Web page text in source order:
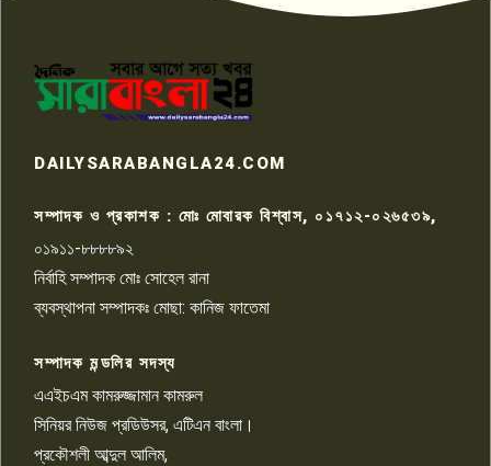
৭
কেটে ঘরে ঢুকে স্কুল শিক্ষিকাকে হত্যা
টয়লেটের ট্যাংকি থেকে লাশ উদ্ধার
রাজশাহীতে সন্ত্রাসী হামলায় গুরুতর
চাঁদাবাজি ও হয়রানির অভিযোগ
১০
DAILYSARABANGLA24.COM
সম্পাদক ও প্রকাশক : মোঃ মোবারক বিশ্বাস, ০১৭১২-০২৬৫৩৯,
০১৯১১-৮৮৮৮৯২
নির্বাহি সম্পাদক মোঃ সোহেল রানা
ব্যবস্থাপনা সম্পাদকঃ মোছা: কানিজ ফাতেমা
সম্পাদক মন্ডলির সদস্য
এএইচএম কামরুজ্জামান কামরুল
সিনিয়র নিউজ প্রডিউসর, এটিএন বাংলা।
প্রকৌশলী আব্দুল আলিম,